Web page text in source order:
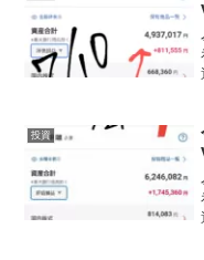
投資